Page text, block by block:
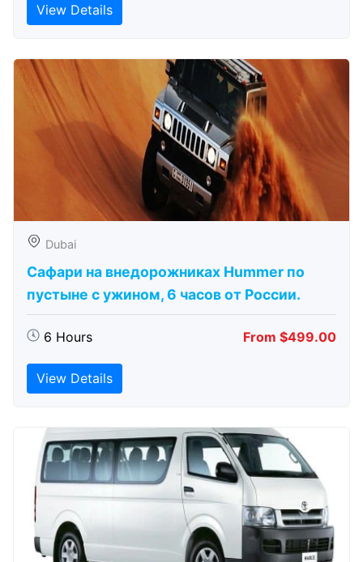
View Details
Dubai
Сафари на внедорожниках Hummer по
пустыне с ужином, 6 часов от России.
6 Hours From $499.00
View Details